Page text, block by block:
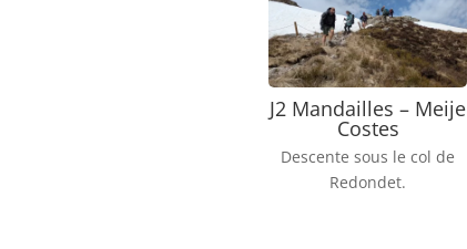
J2 Mandailles – Meije
Costes
Descente sous le col de
Redondet.